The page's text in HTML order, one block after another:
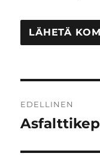
selaus
EDELLINEN
Edellinen